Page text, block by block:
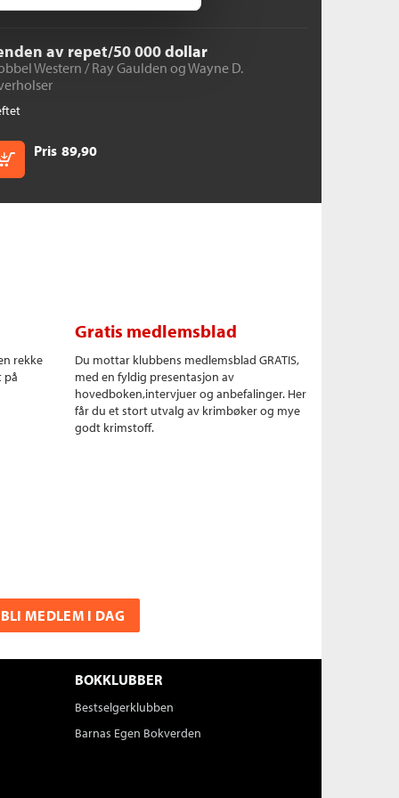
av repet/50 000 dollar
Western /Ray Gaulden ogWayne D.
Pris 89,90
Kjøp
rekke
på
Gratis medlemsblad
Du mottar klubbens medlemsblad GRATIS,
med en fyldig presentasjon av
hovedboken,intervjuer og anbefalinger. Her
får du et stort utvalg av krimbøker og mye
godt krimstoff.
BLI MEDLEM I DAG
BOKKLUBBER
Bestselgerklubben
Barnas Egen Bokverden